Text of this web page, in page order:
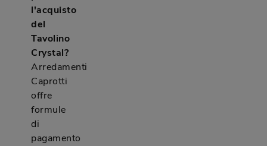
l'acquisto
del
Tavolino
Crystal?
Arredamenti
Caprotti
offre
formule
di
pagamento